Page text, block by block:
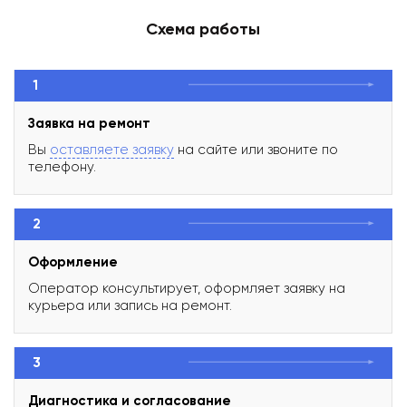
Схема работы
1
Заявка на ремонт
Вы оставляете заявку на сайте или звоните по
телефону.
2
Оформление
Оператор консультирует, оформляет заявку на
курьера или запись на ремонт.
3
Диагностика и согласование